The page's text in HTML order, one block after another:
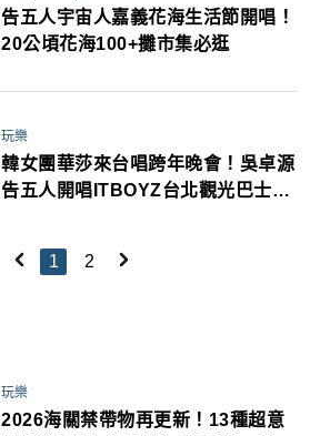
告五人宇宙人嘉義花海生活節開唱！
20公頃花海100+攤市集必逛
玩樂
韓女團華莎來台唱跨年晚會！吳卓源
告五人開唱ITBOYZ台北觀光巴士快
1 2
玩樂
2026海關禁帶物再更新！13種超意